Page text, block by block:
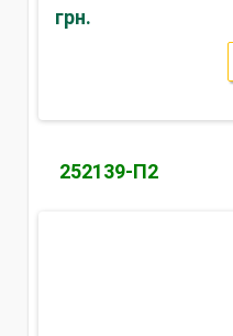
грн.
252139-П2